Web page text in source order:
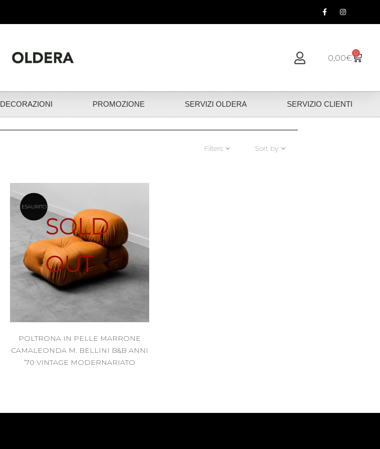
0,00€ 0
DECORAZIONI PROMOZIONE SERVIZI OLDERA SERVIZIO CLIENTI
Filters Sort by
SOLD
OUT
ESAURITO
POLTRONA IN PELLE MARRONE
CAMALEONDA M. BELLINI B&B ANNI
’70 VINTAGE MODERNARIATO